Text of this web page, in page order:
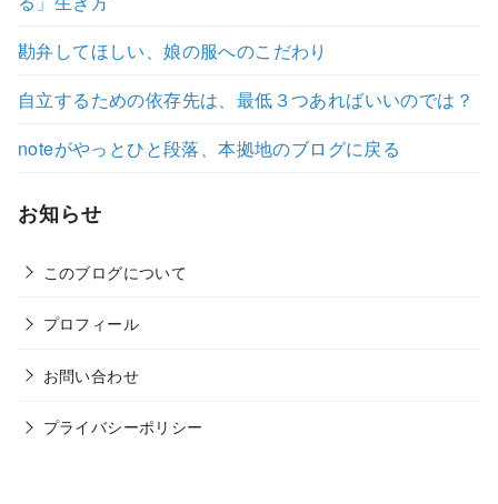
勘弁してほしい、娘の服へのこだわり
自立するための依存先は、最低３つあればいいのでは？
noteがやっとひと段落、本拠地のブログに戻る
お知らせ
このブログについて
プロフィール
お問い合わせ
プライバシーポリシー